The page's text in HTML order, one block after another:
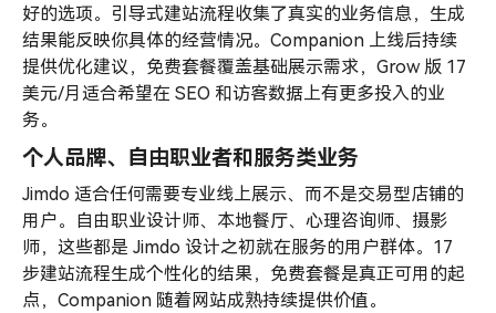
好的选项。引导式建站流程收集了真实的业务信息，生成
结果能反映你具体的经营情况。Companion 上线后持续
提供优化建议，免费套餐覆盖基础展示需求，Grow 版 17
美元/月适合希望在 SEO 和访客数据上有更多投入的业
务。
个人品牌、自由职业者和服务类业务
Jimdo 适合任何需要专业线上展示、而不是交易型店铺的
用户。自由职业设计师、本地餐厅、心理咨询师、摄影
师，这些都是 Jimdo 设计之初就在服务的用户群体。17
步建站流程生成个性化的结果，免费套餐是真正可用的起
点，Companion 随着网站成熟持续提供价值。